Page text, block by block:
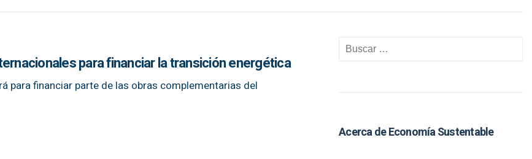
para financiar la transición energética
para financiar parte de las obras complementarias del
Acerca de Economía Sustentable